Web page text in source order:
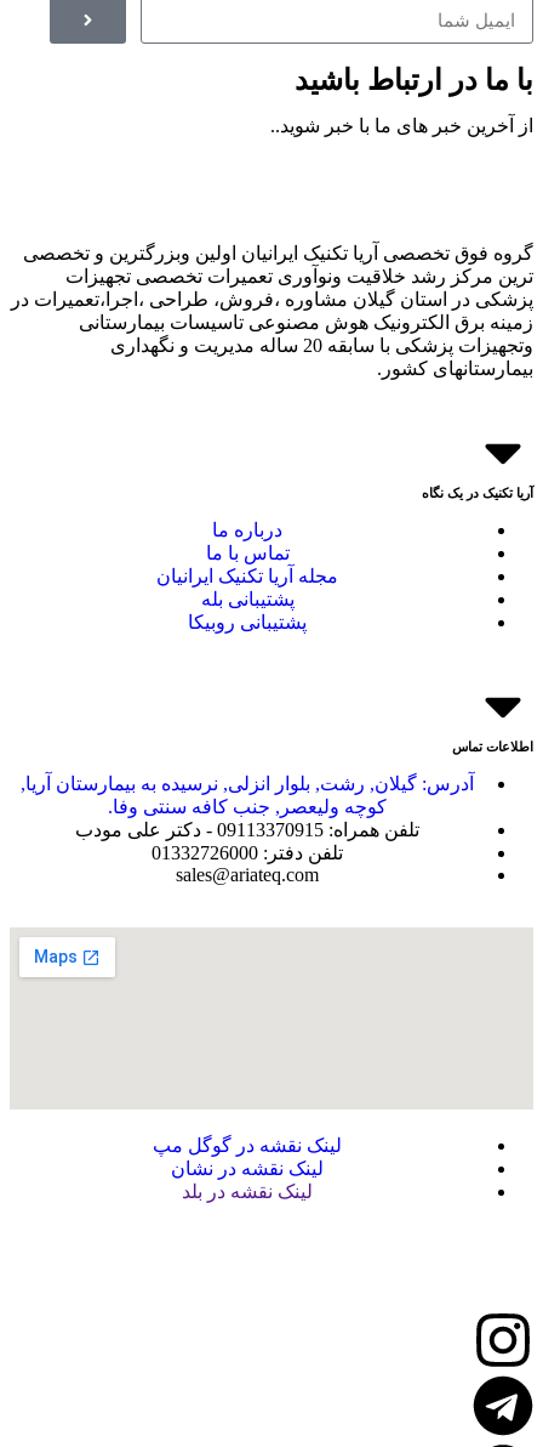
با ما در ارتباط باشید
از آخرین خبر های ما با خبر شوید..
گروه فوق تخصصی آریا تکنیک ایرانیان اولین وبزرگترین و تخصصی
ترین مرکز رشد خلاقیت ونوآوری تعمیرات تخصصی تجهیزات
پزشکی در استان گیلان مشاوره ،فروش، طراحی ،اجرا،تعمیرات در
زمینه برق الکترونیک هوش مصنوعی تاسیسات بیمارستانی
وتجهیزات پزشکی با سابقه 20 ساله مدیریت و نگهداری
بیمارستانهای کشور.
آریا تکنیک در یک نگاه
درباره ما
تماس با ما
مجله آریا تکنیک ایرانیان
پشتیبانی بله
پشتیبانی روبیکا
اطلاعات تماس
آدرس: گیلان, رشت, بلوار انزلی, نرسیده به بیمارستان آریا,
کوچه ولیعصر, جنب کافه سنتی وفا.
تلفن همراه: 09113370915 - دکتر علی مودب
تلفن دفتر: 01332726000
sales@ariateq.com
لینک نقشه در گوگل مپ
لینک نقشه در نشان
لینک نقشه در بلد